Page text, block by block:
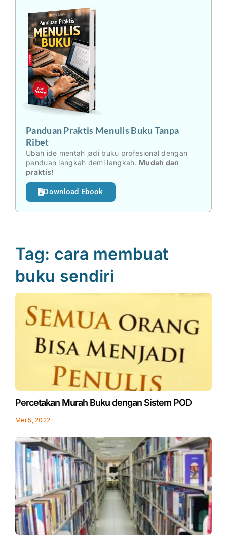
Panduan Praktis Menulis Buku Tanpa
Ribet
Ubah ide mentah jadi buku profesional dengan
panduan langkah demi langkah. Mudah dan
praktis!
Download Ebook
Tag: cara membuat
buku sendiri
Percetakan Murah Buku dengan Sistem POD
Mei 5, 2022